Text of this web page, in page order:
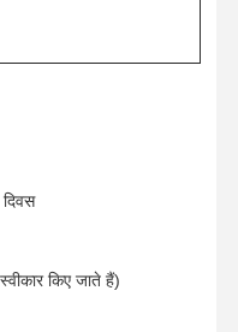
किए जाते हैं)